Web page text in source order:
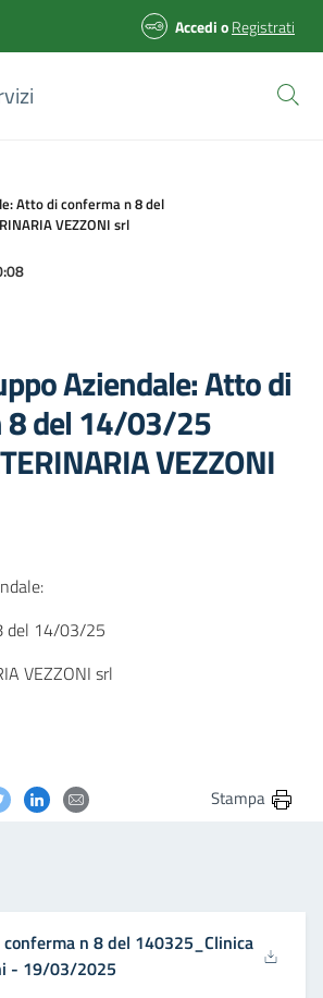
AccedioRegistrati
Atto di conferma n 8 del
VEZZONI srl
Aziendale: Atto di
8 del 14/03/25
VEZZONI
del 14/03/25
VEZZONI srl
questa pagina su Facebook
Condividi questa pagina su Twitter
Condividi questa pagina su Linkedin
Condividi questa pagina via
Stampa
n 8 del 140325_Clinica
- 19/03/2025